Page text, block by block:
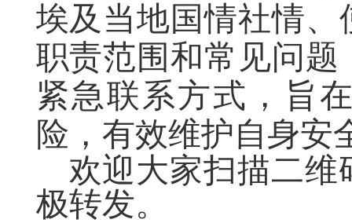
埃及当地国情社情
职责范围和常见问
紧急联系方式，旨
险，有效维护自身安
欢迎大家扫描二
极转发。